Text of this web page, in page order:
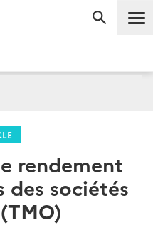
rendement
des sociétés